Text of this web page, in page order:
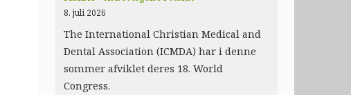
8. juli 2026
The International Christian Medical and
Dental Association (ICMDA) har i denne
sommer afviklet deres 18. World
Congress.